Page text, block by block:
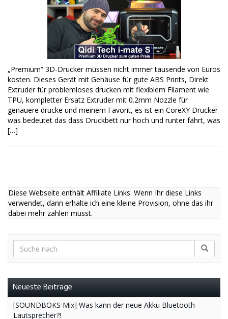
„Premium“ 3D-Drucker müssen nicht immer tausende von Euros
kosten. Dieses Gerät mit Gehäuse für gute ABS Prints, Direkt
Extruder für problemloses drucken mit flexiblem Filament wie
TPU, kompletter Ersatz Extruder mit 0.2mm Nozzle für
genauere drucke und meinem Favorit, es ist ein CoreXY Drucker
was bedeutet das dass Druckbett nur hoch und runter fährt, was
[…]
Diese Webseite enthält Affiliate Links. Wenn Ihr diese Links
verwendet, dann erhalte ich eine kleine Provision, ohne das ihr
dabei mehr zahlen müsst.
Neueste Beiträge
[SOUNDBOKS Mix] Was kann der neue Akku Bluetooth
Lautsprecher?!